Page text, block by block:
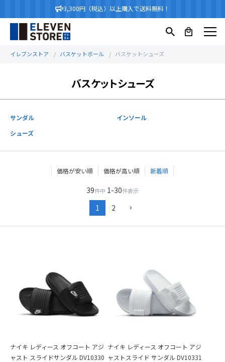
3,300円（税込）以上購入で送料無料！
イレブンストア バスケットボール バスケットシューズ
バスケットシューズ
サンダル
インソール
シューズ
価格が安い順 価格が高い順 新着順
39件中 1-30件表示
1 2
ナイキ レディース オフコート アジ
ャスト スライドサンダル DV10330
ナイキ レディース オフコート アジ
ャストスライド サンダル DV10331